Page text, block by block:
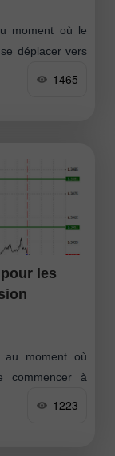
moment où le
déplacer vers
1465
les
moment où
commencer à
qui confirmait
1223